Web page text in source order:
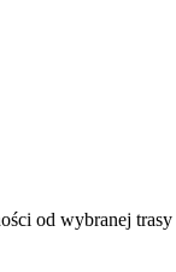
od wybranej